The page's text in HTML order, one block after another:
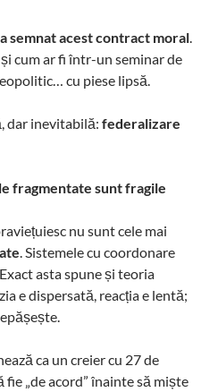
semnat acest contract moral
cum ar fi într-un seminar de
cu piese lipsă.
dar inevitabilă: federalizare
fragmentate sunt fragile
nu sunt cele mai
. Sistemele cu coordonare
asta spune și teoria
e dispersată, reacția e lentă;
ca un creier cu 27 de
„de acord” înainte să miște